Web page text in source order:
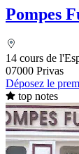
Pompes
14 cours de
07000 Privas
Déposez le
top notes